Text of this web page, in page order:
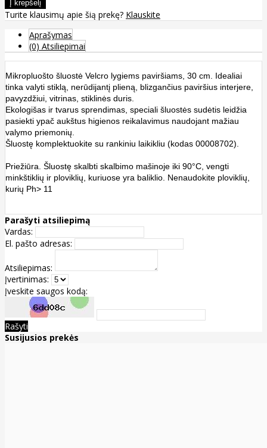
Turite klausimų apie šią prekę? Klauskite
Aprašymas
(0) Atsiliepimai
Mikropluošto šluostė Velcro lygiems paviršiams, 30 cm. Idealiai
tinka valyti stiklą, nerūdijantį plieną, blizgančius paviršius interjere,
pavyzdžiui, vitrinas, stiklinės duris.
Ekologišas ir tvarus sprendimas, speciali šluostės sudėtis leidžia
pasiekti ypač aukštus higienos reikalavimus naudojant mažiau
valymo priemonių.
Šluostę komplektuokite su rankiniu laikikliu (kodas 00008702).
Priežiūra. Šluostę skalbti skalbimo mašinoje iki 90°C, vengti
minkštiklių ir ploviklių, kuriuose yra baliklio. Nenaudokite ploviklių,
kurių Ph> 11
Parašyti atsiliepimą
Vardas:
El. pašto adresas:
Atsiliepimas:
Įvertinimas:
Įveskite saugos kodą:
Rašyti
Susijusios prekės